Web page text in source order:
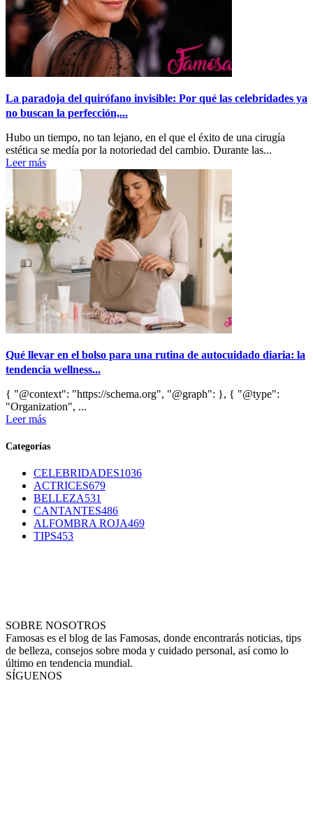
La paradoja del quirófano invisible: Por qué las celebridades ya
no buscan la perfección,...
Hubo un tiempo, no tan lejano, en el que el éxito de una cirugía
estética se medía por la notoriedad del cambio. Durante las...
Leer más
Qué llevar en el bolso para una rutina de autocuidado diaria: la
tendencia wellness...
{ "@context": "https://schema.org", "@graph": }, { "@type":
"Organization", ...
Leer más
Categorías
CELEBRIDADES1036
ACTRICES679
BELLEZA531
CANTANTES486
ALFOMBRA ROJA469
TIPS453
SOBRE NOSOTROS
Famosas es el blog de las Famosas, donde encontrarás noticias, tips
de belleza, consejos sobre moda y cuidado personal, así como lo
último en tendencia mundial.
SÍGUENOS